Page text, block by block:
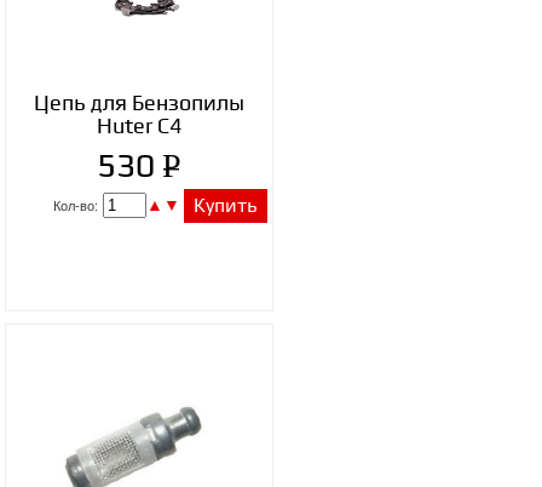
Цепь для Бензопилы
Huter С4
530P
УБ.
Кол-во: ▲ ▼ Купить